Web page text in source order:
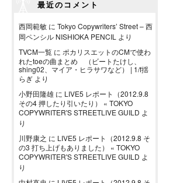
最近のコメント
西岡範敏 に Tokyo Copywriters’ Street – 西
岡ペンシル NISHIOKA PENCIL より
TVCM一覧 に ポカリスエットのCMで使わ
れたtoeの曲まとめ （ビートたけし、
shing02、マイア・ヒラサワなど） | 1/f揺
らぎ より
小野田隆雄 に LIVE5 レポート（2012.9.8
その4 押したり引いたり） « TOKYO
COPYWRITER'S STREETLIVE GUILD よ
り
川野康之 に LIVE5 レポート（2012.9.8 そ
の3 打ち上げもありました） « TOKYO
COPYWRITER'S STREETLIVE GUILD よ
り